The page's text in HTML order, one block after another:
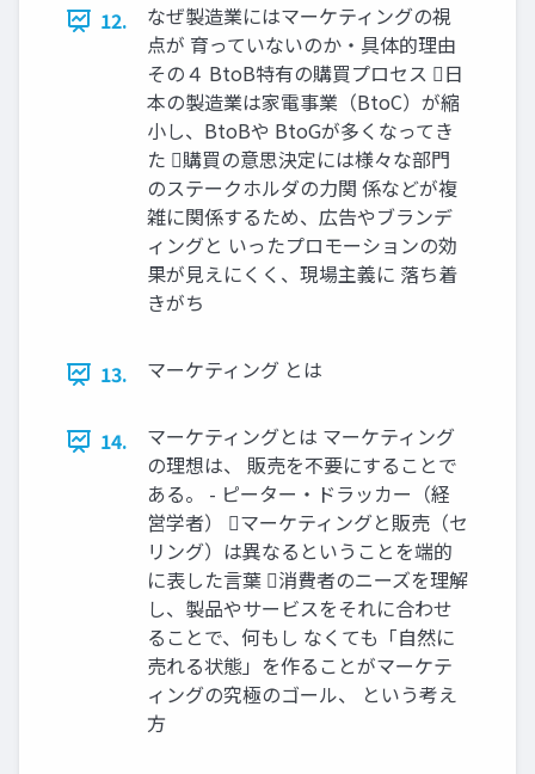
12.
なぜ製造業にはマーケティングの視
点が 育っていないのか・具体的理由
その４ BtoB特有の購買プロセス 日
本の製造業は家電事業（BtoC）が縮
小し、BtoBや BtoGが多くなってき
た 購買の意思決定には様々な部門
のステークホルダの力関 係などが複
雑に関係するため、広告やブランデ
ィングと いったプロモーションの効
果が見えにくく、現場主義に 落ち着
きがち
13. マーケティング とは
14.
マーケティングとは マーケティング
の理想は、 販売を不要にすることで
ある。 - ピーター・ドラッカー（経
営学者） マーケティングと販売（セ
リング）は異なるということを端的
に表した言葉 消費者のニーズを理解
し、製品やサービスをそれに合わせ
ることで、何もし なくても「自然に
売れる状態」を作ることがマーケテ
ィングの究極のゴール、 という考え
方